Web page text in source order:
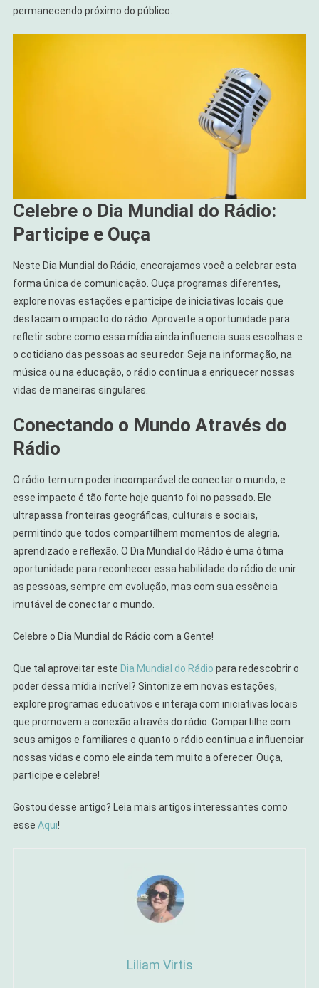
permanecendo próximo do público.
Celebre o Dia Mundial do Rádio:
Participe e Ouça
Neste Dia Mundial do Rádio, encorajamos você a celebrar esta
forma única de comunicação. Ouça programas diferentes,
explore novas estações e participe de iniciativas locais que
destacam o impacto do rádio. Aproveite a oportunidade para
refletir sobre como essa mídia ainda influencia suas escolhas e
o cotidiano das pessoas ao seu redor. Seja na informação, na
música ou na educação, o rádio continua a enriquecer nossas
vidas de maneiras singulares.
Conectando o Mundo Através do
Rádio
O rádio tem um poder incomparável de conectar o mundo, e
esse impacto é tão forte hoje quanto foi no passado. Ele
ultrapassa fronteiras geográficas, culturais e sociais,
permitindo que todos compartilhem momentos de alegria,
aprendizado e reflexão. O Dia Mundial do Rádio é uma ótima
oportunidade para reconhecer essa habilidade do rádio de unir
as pessoas, sempre em evolução, mas com sua essência
imutável de conectar o mundo.
Celebre o Dia Mundial do Rádio com a Gente!
Que tal aproveitar este Dia Mundial do Rádio para redescobrir o
poder dessa mídia incrível? Sintonize em novas estações,
explore programas educativos e interaja com iniciativas locais
que promovem a conexão através do rádio. Compartilhe com
seus amigos e familiares o quanto o rádio continua a influenciar
nossas vidas e como ele ainda tem muito a oferecer. Ouça,
participe e celebre!
Gostou desse artigo? Leia mais artigos interessantes como
esse Aqui!
Liliam Virtis